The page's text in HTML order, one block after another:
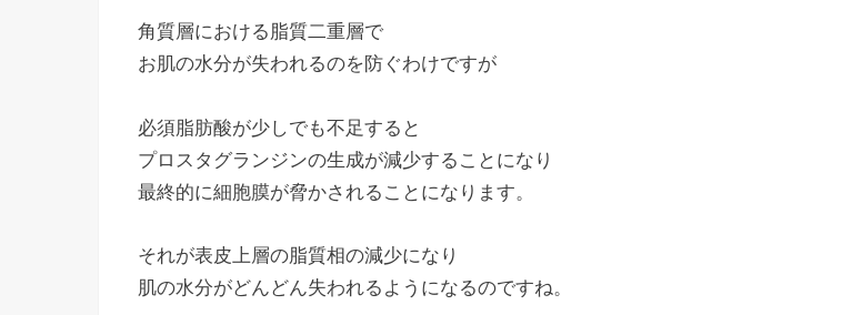
角質層における脂質二重層で
お肌の水分が失われるのを防ぐわけですが
必須脂肪酸が少しでも不足すると
プロスタグランジンの生成が減少することになり
最終的に細胞膜が脅かされることになります。
それが表皮上層の脂質相の減少になり
肌の水分がどんどん失われるようになるのですね。